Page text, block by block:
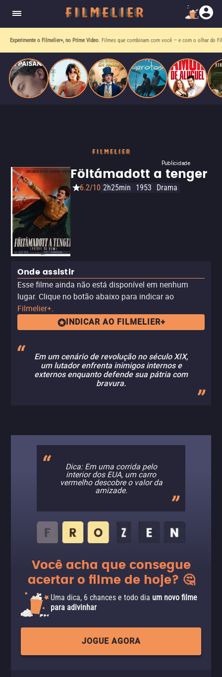
Experimente o Filmelier+, no Prime Video . Filmes que combinam com você — e com o olhar do
Publicidade
Föltámadott a tenger
6.2/10 2h25min 1953 Drama
Onde assistir
Esse filme ainda não está disponível em nenhum
lugar. Clique no botão abaixo para indicar ao
Filmelier+.
INDICAR AO FILMELIER+
Em um cenário de revolução no século XIX,
um lutador enfrenta inimigos internos e
externos enquanto defende sua pátria com
bravura.
Dica: Em uma corrida pelo
interior dos EUA, um carro
vermelho descobre o valor da
amizade.
Você acha que consegue
acertar o filme de hoje? 🤔
Uma dica, 6 chances e todo dia um novo filme
para adivinhar
JOGUE AGORA
quando se apaixona por um de seus alvos.